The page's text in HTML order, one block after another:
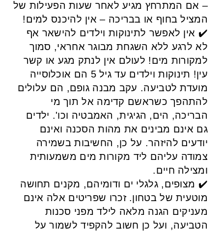
– אם המתרחץ מגיע לאחר שעות הפעילות של
המציל בחוף או בבריכה – אין להיכנס למים!
✔️ אין לאפשר לתינוקות וילדים להישאר אף
לא לרגע ללא השגחת מבוגר אחראי, סמוך
למקורות מים! לעולם אין לנתק מגע או קשר
עין! תינוקות וילדים עד גיל 5 הם אוכלוסייה
מועדת לטביעה. עקב מבנה גופם, הם עלולים
להתהפך כשראשם קדימה אל תוך מי
הבריכה, הים, הגיגית, האמבטיה וכו'. ילדים
גם אינם מבינים את מהות הסכנה ואינם
יודעים להיזהר. על כן, החשיבות בשמירה
צמודה עליהם ליד מקורות מים משמעותית
ומצילה חיים.
✔️ מצופים, גלגלי ים ודומיהם, מקנים תחושה
מוטעית של בטחון. זכרו שפריטים אלה אינם
מעניקים הגנה מלאה לילד מפני סכנות
הטביעה, ועל כן חשוב להקפיד לשמור על